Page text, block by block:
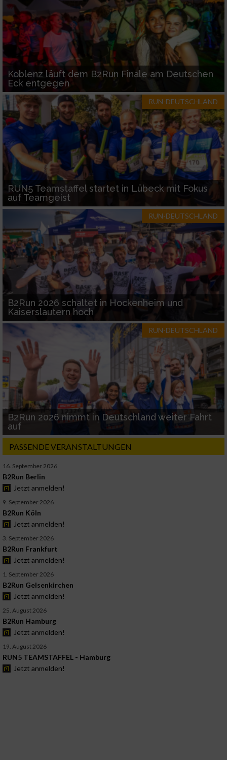
Koblenz läuft dem B2Run Finale am Deutschen
Eck entgegen
RUN-DEUTSCHLAND
RUN5 Teamstaffel startet in Lübeck mit Fokus
auf Teamgeist
RUN-DEUTSCHLAND
B2Run 2026 schaltet in Hockenheim und
Kaiserslautern hoch
RUN-DEUTSCHLAND
B2Run 2026 nimmt in Deutschland weiter Fahrt
auf
PASSENDE VERANSTALTUNGEN
16. September 2026
B2Run Berlin
Jetzt anmelden!
9. September 2026
B2Run Köln
Jetzt anmelden!
3. September 2026
B2Run Frankfurt
Jetzt anmelden!
1. September 2026
B2Run Gelsenkirchen
Jetzt anmelden!
25. August 2026
B2Run Hamburg
Jetzt anmelden!
19. August 2026
RUN5 TEAMSTAFFEL - Hamburg
Jetzt anmelden!